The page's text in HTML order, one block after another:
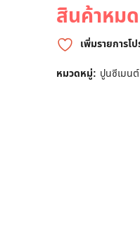
สินค้าหมด
เพิ่มรายการโ
หมวดหมู่: ปูนซีเมนต์